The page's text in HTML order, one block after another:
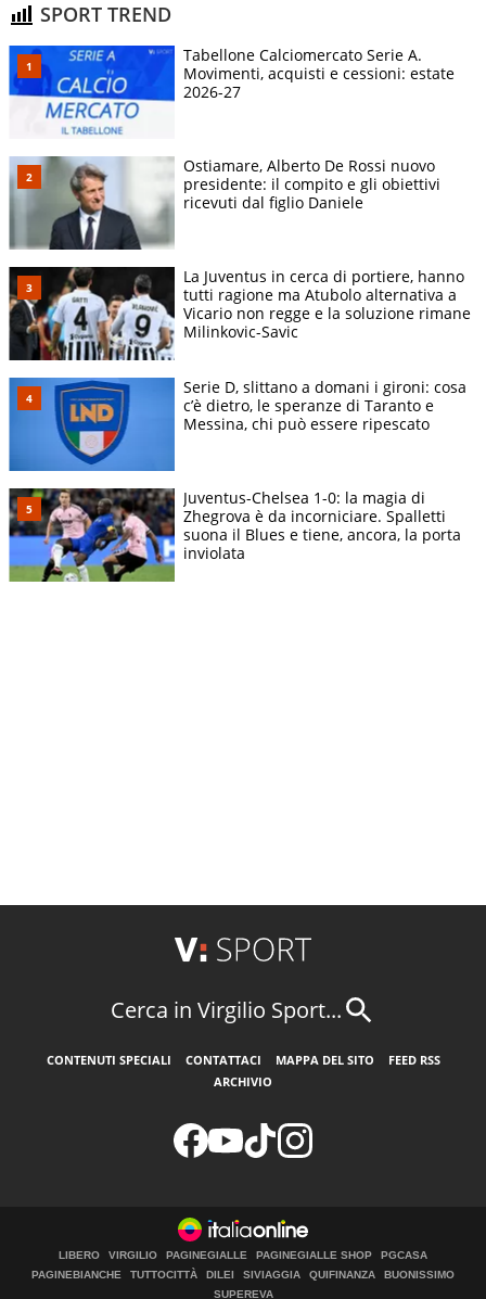
SPORT TREND
Tabellone Calciomercato Serie A.
Movimenti, acquisti e cessioni: estate
2026-27
Ostiamare, Alberto De Rossi nuovo
presidente: il compito e gli obiettivi
ricevuti dal figlio Daniele
La Juventus in cerca di portiere, hanno
tutti ragione ma Atubolo alternativa a
Vicario non regge e la soluzione rimane
Milinkovic-Savic
Serie D, slittano a domani i gironi: cosa
c’è dietro, le speranze di Taranto e
Messina, chi può essere ripescato
Juventus-Chelsea 1-0: la magia di
Zhegrova è da incorniciare. Spalletti
suona il Blues e tiene, ancora, la porta
inviolata
Cerca in Virgilio Sport...
CONTENUTI SPECIALI CONTATTACI MAPPA DEL SITO
FEED RSS
ARCHIVIO
LIBERO VIRGILIO PAGINEGIALLE PAGINEGIALLE SHOP
PGCASA
PAGINEBIANCHE
TUTTOCITTÀ DILEI SIVIAGGIA QUIFINANZA
BUONISSIMO
SUPEREVA